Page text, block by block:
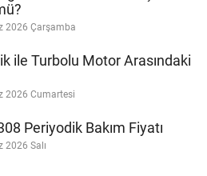
2026 Çarşamba
ile Turbolu Motor Arasındaki
2026 Cumartesi
Periyodik Bakım Fiyatı
2026 Salı